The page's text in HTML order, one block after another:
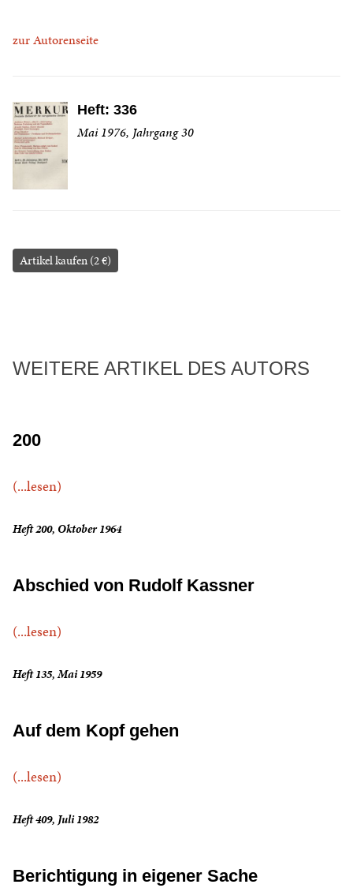
zur Autorenseite
Heft: 336
Mai 1976, Jahrgang 30
Artikel kaufen (2 €)
WEITERE ARTIKEL DES AUTORS
200
(...lesen)
Heft 200, Oktober 1964
Abschied von Rudolf Kassner
(...lesen)
Heft 135, Mai 1959
Auf dem Kopf gehen
(...lesen)
Heft 409, Juli 1982
Berichtigung in eigener Sache